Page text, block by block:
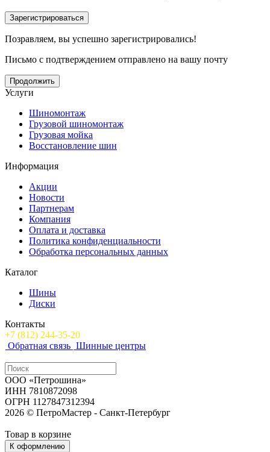
Позравляем, вы успешно зарегистрировались!
Письмо с подтверждением отправлено на вашу почту
Продолжить
Услуги
Шиномонтаж
Грузовой шиномонтаж
Грузовая мойка
Восстановление шин
Информация
Акции
Новости
Партнерам
Компания
Оплата и доставка
Политика конфиденциальности
Обработка персональных данных
Каталог
Шины
Диски
Контакты
+7 (812) 244-35-20
Обратная связь Шинные центры
ООО «Петрошина»
ИНН 7810872098
ОГРН 1127847312394
2026 © ПетроМастер - Санкт-Петербург
Товар в корзине
К оформлению